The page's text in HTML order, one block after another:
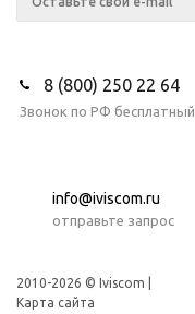
8 (800) 250 22 64
Звонок по РФ бесплатный
info@iviscom.ru
отправьте запрос
2010-2026 © Iviscom |
Карта сайта